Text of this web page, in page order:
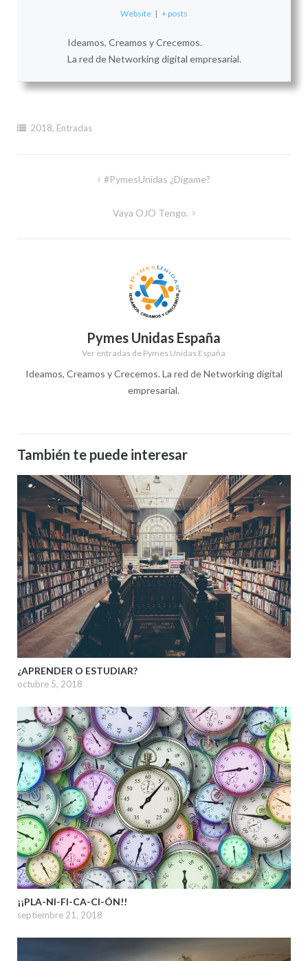
Website | + posts
Ideamos, Creamos y Crecemos.
La red de Networking digital empresarial.
2018, Entradas
Navegación #PymesUnidas ¿Dígame?
Vaya OJO Tengo.
Pymes Unidas España
Ver entradas de Pymes Unidas España
Ideamos, Creamos y Crecemos. La red de Networking digital
empresarial.
También te puede interesar
¿APRENDER O ESTUDIAR?
octubre 5, 2018
¡¡PLA-NI-FI-CA-CI-ÓN!!
septiembre 21, 2018